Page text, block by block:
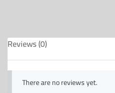
Reviews (0)
There are no reviews yet.